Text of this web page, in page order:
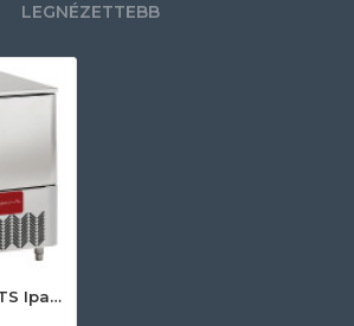
LEGNÉZETTEBB
Diamond DBT51/TS Ipari sokkoló hűtő-fagyasztó